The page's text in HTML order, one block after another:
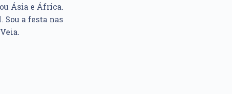
Ásia e África.
Sou a festa nas